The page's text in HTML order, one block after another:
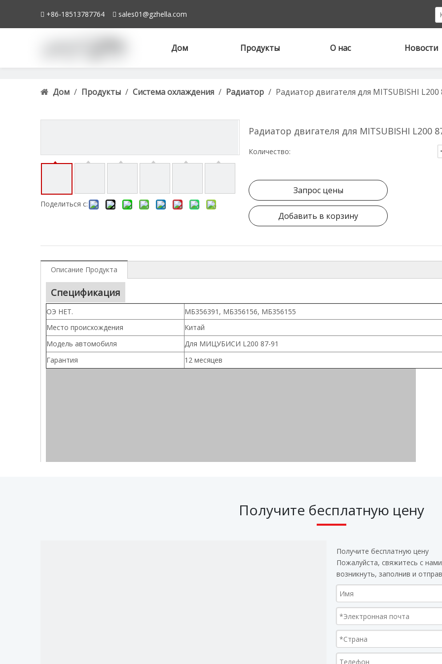
 +86-18513787764  sales01@gzhella.com
Дом Продукты О нас Новости
Дом / Продукты / Система охлаждения / Радиатор / Радиатор двигателя для MITSUBISHI
Поделиться с:
Радиатор двигателя для MITSUBISHI L200
Количество:
Запрос цены
Добавить в корзину
Описание Продукта
Спецификация
ОЭ НЕТ.
МБ356391, МБ356156, МБ356155
Место происхождения
Китай
Модель автомобиля
Для МИЦУБИСИ L200 87-91
Гарантия
12 месяцев
Получите бесплатную цену
Получите бесплатную цену
Пожалуйста, свяжитесь с
возникнуть, заполнив и